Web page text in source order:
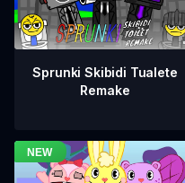
Sprunki Skibidi Tualete
Remake